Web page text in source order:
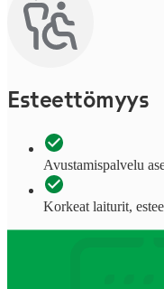
Esteettömyys
Avustamispalvelu
Korkeat laiturit,